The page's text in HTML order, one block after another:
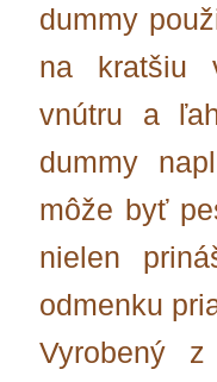
dummy
na kratšiu
vnútru a
dummy
môže byť
nielen
odmenku
Vyrobený